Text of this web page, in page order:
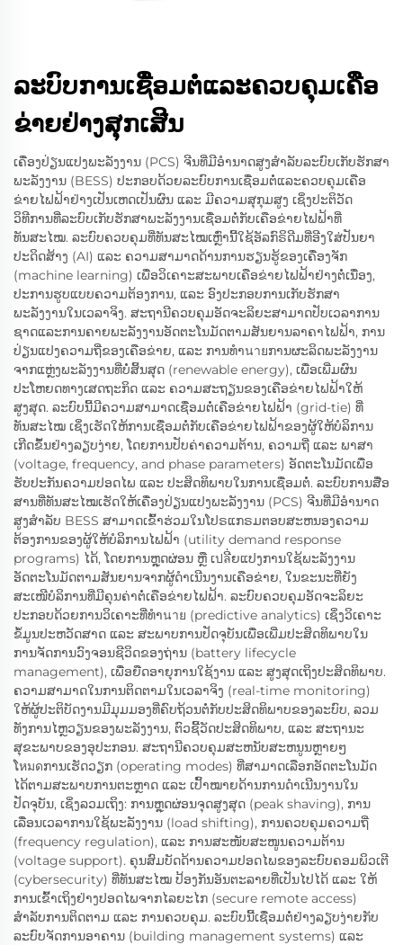
ລະບົບການເຊື່ອມຕໍ່ແລະຄວບຄຸມເຄືອ
ຂ່າຍຢ່າງສຸກເສີນ
ເຄື່ອງປ່ຽນແປງພະລັງງານ (PCS) ຈີນທີ່ມີອຳນາດສູງສຳລັບລະບົບເກັບຮັກສາ
ພະລັງງານ (BESS) ປະກອບດ້ວຍລະບົບການເຊື່ອມຕໍ່ແລະຄວບຄຸມເຄືອ
ຂ່າຍໄຟຟ້າຢ່າງເປັນເຫດເປັນຜົນ ແລະ ມີຄວາມສຸກຸມສູງ ເຊິ່ງປະຕິວັດ
ວິທີການທີ່ລະບົບເກັບຮັກສາພະລັງງານເຊື່ອມຕໍ່ກັບເຄືອຂ່າຍໄຟຟ້າທີ່
ທັນສະໄໝ. ລະບົບຄວບຄຸມທີ່ທັນສະໄໝເຫຼົ່ານີ້ໃຊ້ອັລກົຣິດີມທີ່ອີງໃສ່ປັນຍາ
ປະດິດສ້າງ (AI) ແລະ ຄວາມສາມາດດ້ານການຮຽນຮູ້ຂອງເຄື່ອງຈັກ
(machine learning) ເພື່ອວິເຄາະສະພາບເຄືອຂ່າຍໄຟຟ້າຢ່າງຕໍ່ເນື່ອງ,
ປະການຮູບແບບຄວາມຕ້ອງການ, ແລະ ອົງປະກອບການເກັບຮັກສາ
ພະລັງງານໃນເວລາຈິງ. ສະຖານີຄວບຄຸມອັດຈະລິຍະສາມາດປັບເວລາການ
ຊາດແລະການຄາຍພະລັງງານອັດຕະໂນມັດຕາມສັນຍານລາຄາໄຟຟ້າ, ການ
ປ່ຽນແປງຄວາມຖີ່ຂອງເຄືອຂ່າຍ, ແລະ ການທຳนายການຜະລິດພະລັງງານ
ຈາກແຫຼ່ງພະລັງງານທີ່ບໍ່ສິ້ນສຸດ (renewable energy), ເພື່ອເພີ່ມຜົນ
ປະໂຫຍດທາງເສດຖະກິດ ແລະ ຄວາມສະຖຽນຂອງເຄືອຂ່າຍໄຟຟ້າໃຫ້
ສູງສຸດ. ລະບົບນີ້ມີຄວາມສາມາດເຊື່ອມຕໍ່ເຄືອຂ່າຍໄຟຟ້າ (grid-tie) ທີ່
ທັນສະໄໝ ເຊິ່ງເຮັດໃຫ້ການເຊື່ອມຕໍ່ກັບເຄືອຂ່າຍໄຟຟ້າຂອງຜູ້ໃຫ້ບໍລິການ
ເກີດຂຶ້ນຢ່າງລຽບງ່າຍ, ໂດຍການປັບຄ່າຄວາມຕ້ານ, ຄວາມຖີ່ ແລະ ພາສາ
(voltage, frequency, and phase parameters) ອັດຕະໂນມັດເພື່ອ
ຮັບປະກັນຄວາມປອດໄພ ແລະ ປະສິດທິພາບໃນການເຊື່ອມຕໍ່. ລະບົບການສື່ອ
ສານທີ່ທັນສະໄໝເຮັດໃຫ້ເຄື່ອງປ່ຽນແປງພະລັງງານ (PCS) ຈີນທີ່ມີອຳນາດ
ສູງສຳລັບ BESS ສາມາດເຂົ້າຮ່ວມໃນໂປຣແກຣມຕອບສະຫນອງຄວາມ
ຕ້ອງການຂອງຜູ້ໃຫ້ບໍລິການໄຟຟ້າ (utility demand response
programs) ໄດ້, ໂດຍການຫຼຸດຜ່ອນ ຫຼື ເปลີ່ຍແປງການໃຊ້ພະລັງງານ
ອັດຕະໂນມັດຕາມສັນຍານຈາກຜູ້ດຳເນີນງານເຄືອຂ່າຍ, ໃນຂະນະທີ່ຍັງ
ສະເໜີບໍລິການທີ່ມີຄຸນຄ່າຕໍ່ເຄືອຂ່າຍໄຟຟ້າ. ລະບົບຄວບຄຸມອັດຈະລິຍະ
ປະກອບດ້ວຍການວິເຄາະທີ່ທຳนาย (predictive analytics) ເຊິ່ງວິເຄາະ
ຂໍ້ມູນປະຫວັດສາດ ແລະ ສະພາບການປັດຈຸບັນເພື່ອເພີ່ມປະສິດທິພາບໃນ
ການຈັດການວົງຈອນຊີວິດຂອງຖ່ານ (battery lifecycle
management), ເພື່ອຍືດອາຍຸການໃຊ້ງານ ແລະ ສູງສຸດເຖິງປະສິດທິພາບ.
ຄວາມສາມາດໃນການຕິດຕາມໃນເວລາຈິງ (real-time monitoring)
ໃຫ້ຜູ້ປະຕິບັດງານມີມຸມມອງທີ່ຄົບຖ້ວນຕໍ່ກັບປະສິດທິພາບຂອງລະບົບ, ລວມ
ທັງການໄຫຼວຽນຂອງພະລັງງານ, ຕົວຊີ້ວັດປະສິດທິພາບ, ແລະ ສະຖານະ
ສຸຂະພາບຂອງອຸປະກອນ. ສະຖານີຄວບຄຸມສະຫນັບສະຫນູນຫຼາຍໆ
ໂหมดການເຮັດວຽກ (operating modes) ທີ່ສາມາດເລືອກອັດຕະໂນມັດ
ໄດ້ຕາມສະພາບການຕະຫຼາດ ແລະ ເປົ້າໝາຍດ້ານການດຳເນີນງານໃນ
ປັດຈຸບັນ, ເຊິ່ງລວມເຖິງ: ການຫຼຸດຜ່ອນຈຸດສູງສຸດ (peak shaving), ການ
ເລື່ອນເວລາການໃຊ້ພະລັງງານ (load shifting), ການຄວບຄຸມຄວາມຖີ່
(frequency regulation), ແລະ ການສະໜັບສະໜູນຄວາມຕ້ານ
(voltage support). ຄຸນສົມບັດດ້ານຄວາມປອດໄພຂອງລະບົບຄອມພິວເຕີ
(cybersecurity) ທີ່ທັນສະໄໝ ປ້ອງກັນອັນຕະລາຍທີ່ເປັນໄປໄດ້ ແລະ ໃຫ້
ການເຂົ້າເຖິງຢ່າງປອດໄພຈາກໄລຍະໄກ (secure remote access)
ສຳລັບການຕິດຕາມ ແລະ ການຄວບຄຸມ. ລະບົບນີ້ເຊື່ອມຕໍ່ຢ່າງລຽບງ່າຍກັບ
ລະບົບຈັດການອາຄານ (building management systems) ແລະ